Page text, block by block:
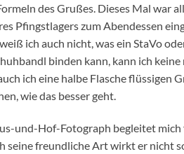
des Grußes. Dieses Mal war
Pfingstlagers zum Abendessen
ich auch nicht, was ein StaVo
binden kann, kann ich
ich eine halbe Flasche flüssigen
wie das besser geht.
und-Hof-Fotograph begleitet
seine freundliche Art wirkt er nicht